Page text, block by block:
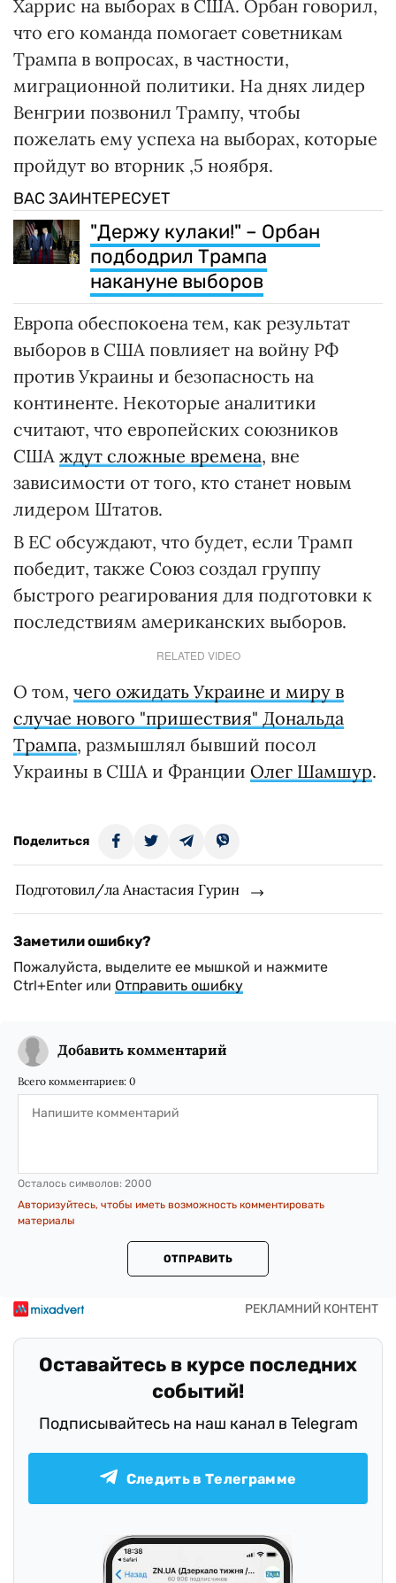
Харрис на выборах в США. Орбан говорил,
что его команда помогает советникам
Трампа в вопросах, в частности,
миграционной политики. На днях лидер
Венгрии позвонил Трампу, чтобы
пожелать ему успеха на выборах, которые
пройдут во вторник ,5 ноября.
ВАС ЗАИНТЕРЕСУЕТ
"Держу кулаки!" – Орбан
подбодрил Трампа
накануне выборов
Европа обеспокоена тем, как результат
выборов в США повлияет на войну РФ
против Украины и безопасность на
континенте. Некоторые аналитики
считают, что европейских союзников
США ждут сложные времена, вне
зависимости от того, кто станет новым
лидером Штатов.
В ЕС обсуждают, что будет, если Трамп
победит, также Союз создал группу
быстрого реагирования для подготовки к
последствиям американских выборов.
RELATED VIDEO
О том, чего ожидать Украине и миру в
случае нового "пришествия" Дональда
Трампа, размышлял бывший посол
Украины в США и Франции Олег Шамшур.
Поделиться
Подготовил/ла Анастасия Гурин
Заметили ошибку?
Пожалуйста, выделите ее мышкой и нажмите
Ctrl+Enter или Отправить ошибку
Добавить комментарий
Всего комментариев: 0
Осталось символов: 2000
Авторизуйтесь, чтобы иметь возможность комментировать
материалы
ОТПРАВИТЬ
Оставайтесь в курсе последних
событий!
Подписывайтесь на наш канал в Telegram
Следить в Телеграмме